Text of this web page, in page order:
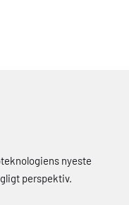
nyeste
perspektiv.